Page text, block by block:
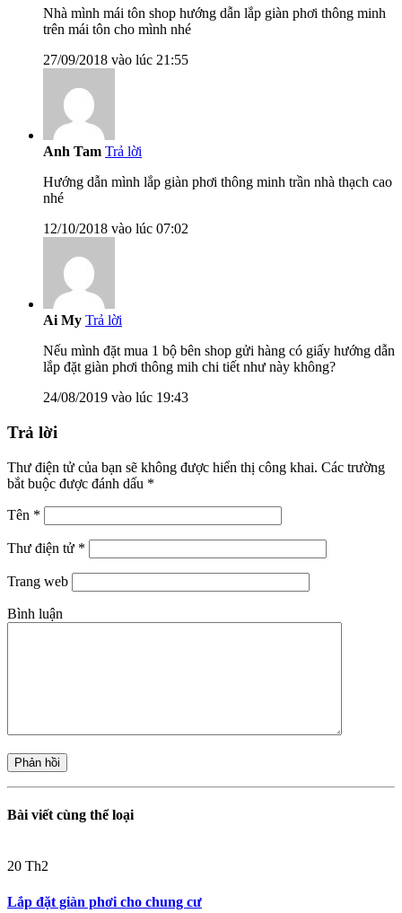
Nhà mình mái tôn shop hướng dẫn lắp giàn phơi thông minh
trên mái tôn cho mình nhé
27/09/2018 vào lúc 21:55
Anh Tam Trả lời
Hướng dẫn mình lắp giàn phơi thông minh trần nhà thạch cao
nhé
12/10/2018 vào lúc 07:02
Ai My Trả lời
Nếu mình đặt mua 1 bộ bên shop gửi hàng có giấy hướng dẫn
lắp đặt giàn phơi thông mih chi tiết như này không?
24/08/2019 vào lúc 19:43
Trả lời
Thư điện tử của bạn sẽ không được hiển thị công khai. Các trường
bắt buộc được đánh dấu *
Tên *
Thư điện tử *
Trang web
Bình luận
Bài viết cùng thể loại
20 Th2
Lắp đặt giàn phơi cho chung cư